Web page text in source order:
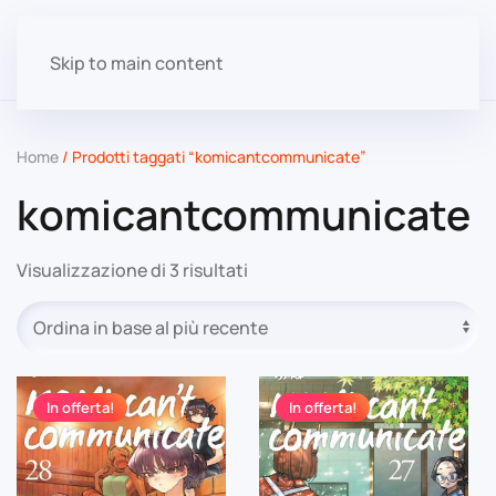
Skip to main content
Home / Prodotti taggati “komicantcommunicate”
komicantcommunicate
Visualizzazione di 3 risultati
al
più
In offerta! In offerta!